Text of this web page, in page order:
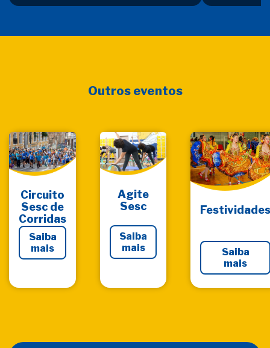
Outros eventos
Circuito
Sesc de
Corridas
Saiba
mais
Agite
Sesc
Saiba
mais
Festividades
Saiba
mais